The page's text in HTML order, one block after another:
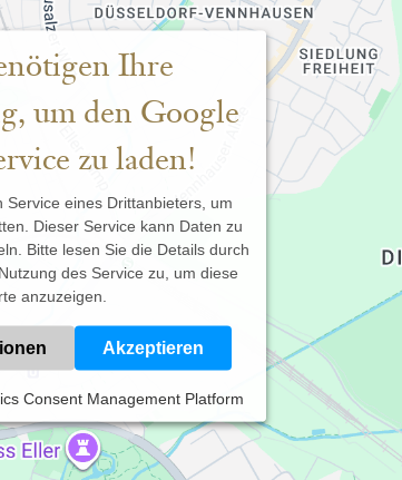
Ihre
um den Google
zu laden!
Service eines Drittanbieters, um
Dieser Service kann Daten zu
Bitte lesen Sie die Details durch
des Service zu, um diese
anzuzeigen.
Akzeptieren
Consent Management Platform